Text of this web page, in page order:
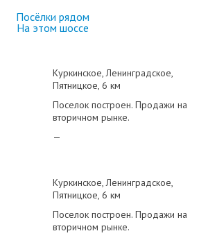
Посёлки рядом
На этом шоссе
Куркинское Ленинградское
Пятницкое 6 км
Поселок построен. Продажи на
вторичном рынке.
—
Куркинское Ленинградское
Пятницкое 6 км
Поселок построен. Продажи на
вторичном рынке.